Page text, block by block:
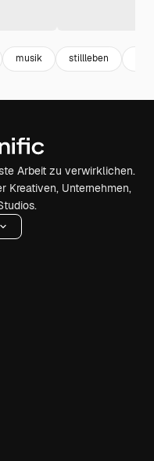
musik stillleben
Arbeit zu verwirklichen.
Kreativen, Unternehmen,